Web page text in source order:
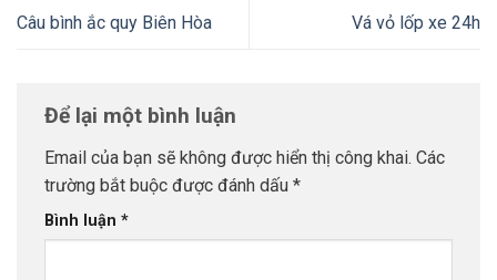
Câu bình ắc quy Biên Hòa Vá vỏ lốp xe 24h
Để lại một bình luận
Email của bạn sẽ không được hiển thị công khai. Các
trường bắt buộc được đánh dấu *
Bình luận *